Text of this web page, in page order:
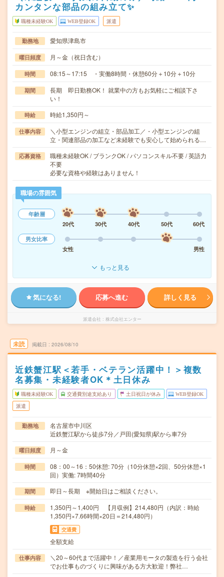
カンタンな部品の組み立て✨
職種未経験OK WEB登録OK 派遣
勤務地 愛知県津島市
曜日頻度 月～金（祝日含む）
時間 08:15～17:15 ・実働8時間・休憩60分＋10分＋10分
期間
長期 即日勤務OK！ 就業中の方もお気軽にご相談下さ
い！
時給 時給1,350円～
仕事内容
＼小型エンジンの組立・部品加工／・小型エンジンの組
立・関連部品の加工など未経験でも安心して始められる…
応募資格
職種未経験OK / ブランクOK / パソコンスキル不要 / 英語力
不要
必要な資格や経験はありません！
職場の雰囲気
年齢層
20代
30代 40代 50代
60代
男女比率
女性
男性
もっと見る
気になる! 応募へ進む 詳しく見る
派遣会社 株式会社エンター
未読 掲載日 2026/08/10
近鉄蟹江駅＜若手・ベテラン活躍中！＞複数
名募集・未経験者OK＊土日休み
職種未経験OK 交通費別途支給あり 土日祝日が休み WEB登録OK
派遣
勤務地
名古屋市中川区
近鉄蟹江駅から徒歩7分／戸田(愛知県)駅から車7分
曜日頻度 月～金
時間
08：00～16：50休憩: 70分（10分休憩×2回、50分休憩×1
回）実働: 7時間40分
期間 即日～長期 ※開始日はご相談ください。
時給
1,350円～1,400円 【月収例】214,480円（内訳：時給
1,350円×7.66時間×20日＝214,480円）
交通費
全額支給
仕事内容
＼20～60代まで活躍中！／産業用モータの製造を行う会社
でお仕事ものづくりに興味がある方大歓迎！弊社…